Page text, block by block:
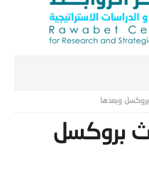
وبعدها
بروكسل